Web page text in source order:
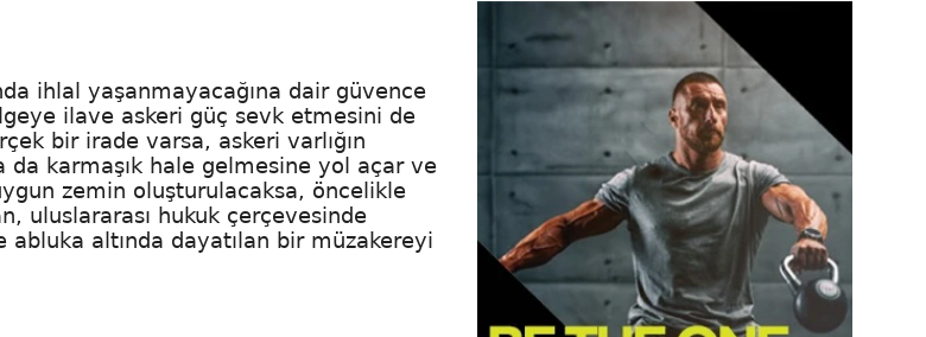
ihlal yaşanmayacağına dair güvence
ilave askeri güç sevk etmesini de
bir irade varsa, askeri varlığın
da karmaşık hale gelmesine yol açar ve
zemin oluşturulacaksa, öncelikle
uluslararası hukuk çerçevesinde
abluka altında dayatılan bir müzakereyi